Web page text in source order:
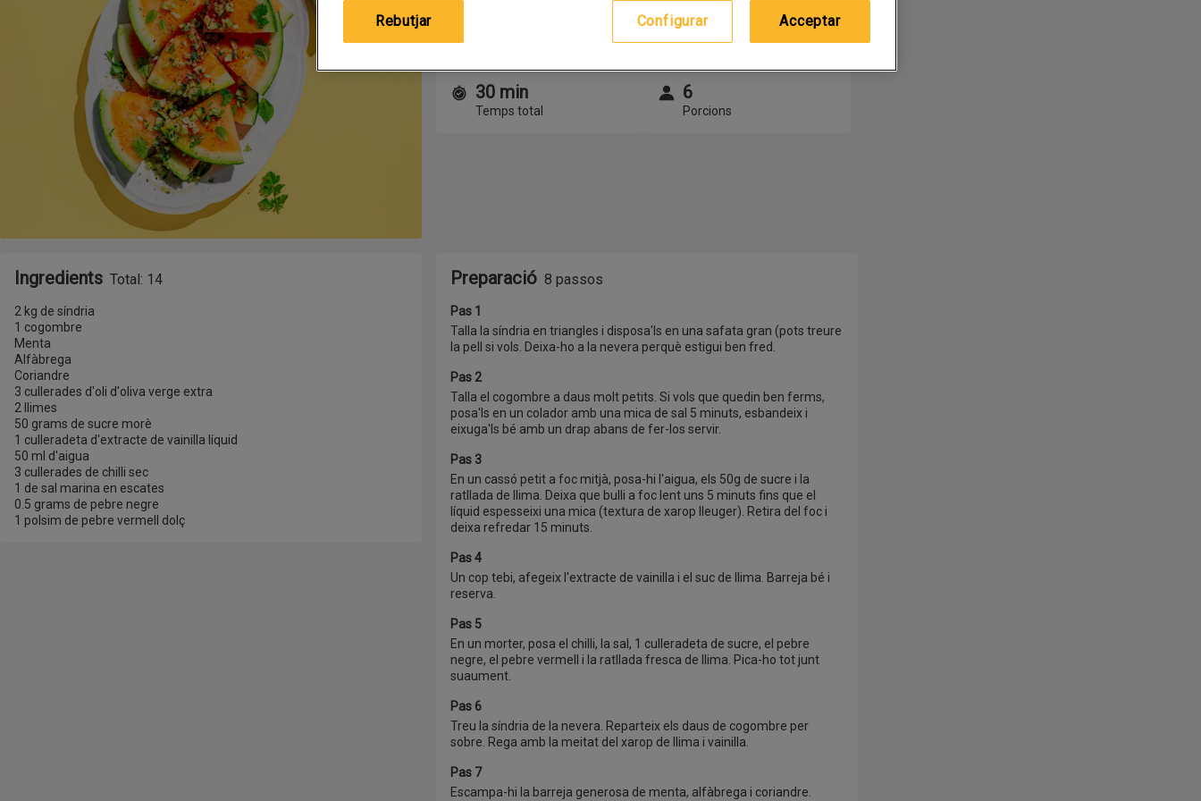
Temps i porcions
30 min
Temps total
6
Porcions
Ingredients Total: 14
2 kg de síndria
1 cogombre
Menta
Alfàbrega
Coriandre
3 cullerades d'oli d'oliva verge extra
2 llimes
50 grams de sucre morè
1 culleradeta d'extracte de vainilla líquid
50 ml d'aigua
3 cullerades de chilli sec
1 de sal marina en escates
0.5 grams de pebre negre
1 polsim de pebre vermell dolç
Preparació 8 passos
Pas 1
Talla la síndria en triangles i disposa'ls en una safata gran (pots treure
la pell si vols. Deixa-ho a la nevera perquè estigui ben fred.
Pas 2
Talla el cogombre a daus molt petits. Si vols que quedin ben ferms,
posa'ls en un colador amb una mica de sal 5 minuts, esbandeix i
eixuga'ls bé amb un drap abans de fer-los servir.
Pas 3
En un cassó petit a foc mitjà, posa-hi l'aigua, els 50g de sucre i la
ratllada de llima. Deixa que bulli a foc lent uns 5 minuts fins que el
líquid espesseixi una mica (textura de xarop lleuger). Retira del foc i
deixa refredar 15 minuts.
Pas 4
Un cop tebi, afegeix l'extracte de vainilla i el suc de llima. Barreja bé i
reserva.
Pas 5
En un morter, posa el chilli, la sal, 1 culleradeta de sucre, el pebre
negre, el pebre vermell i la ratllada fresca de llima. Pica-ho tot junt
suaument.
Pas 6
Treu la síndria de la nevera. Reparteix els daus de cogombre per
sobre. Rega amb la meitat del xarop de llima i vainilla.
Pas 7
Escampa-hi la barreja generosa de menta, alfàbrega i coriandre.
Configurar
Rebutjar Acceptar